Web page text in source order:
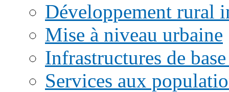
Développement rural
Mise à niveau urbaine
Infrastructures de
Services aux